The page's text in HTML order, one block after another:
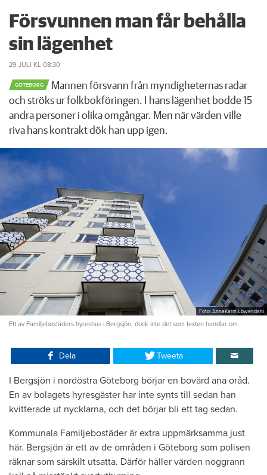
Försvunnen man får behålla
sin lägenhet
29 JULI KL 08:30
GÖTEBORG
Mannen försvann från myndigheternas radar
och ströks ur folkbokföringen. I hans lägenhet bodde 15
andra personer i olika omgångar. Men när värden ville
riva hans kontrakt dök han upp igen.
Foto: AnnaKarin Löwendahl
Ett av Familjebostäders hyreshus i Bergsjön, dock inte det som texten handlar om.
Dela Tweeta
I Bergsjön i nordöstra Göteborg börjar en bovärd ana oråd.
En av bolagets hyresgäster har inte synts till sedan han
kvitterade ut nycklarna, och det börjar bli ett tag sedan.
Kommunala Familjebostäder är extra uppmärksamma just
här. Bergsjön är ett av de områden i Göteborg som polisen
räknar som särskilt utsatta. Därför håller värden noggrann